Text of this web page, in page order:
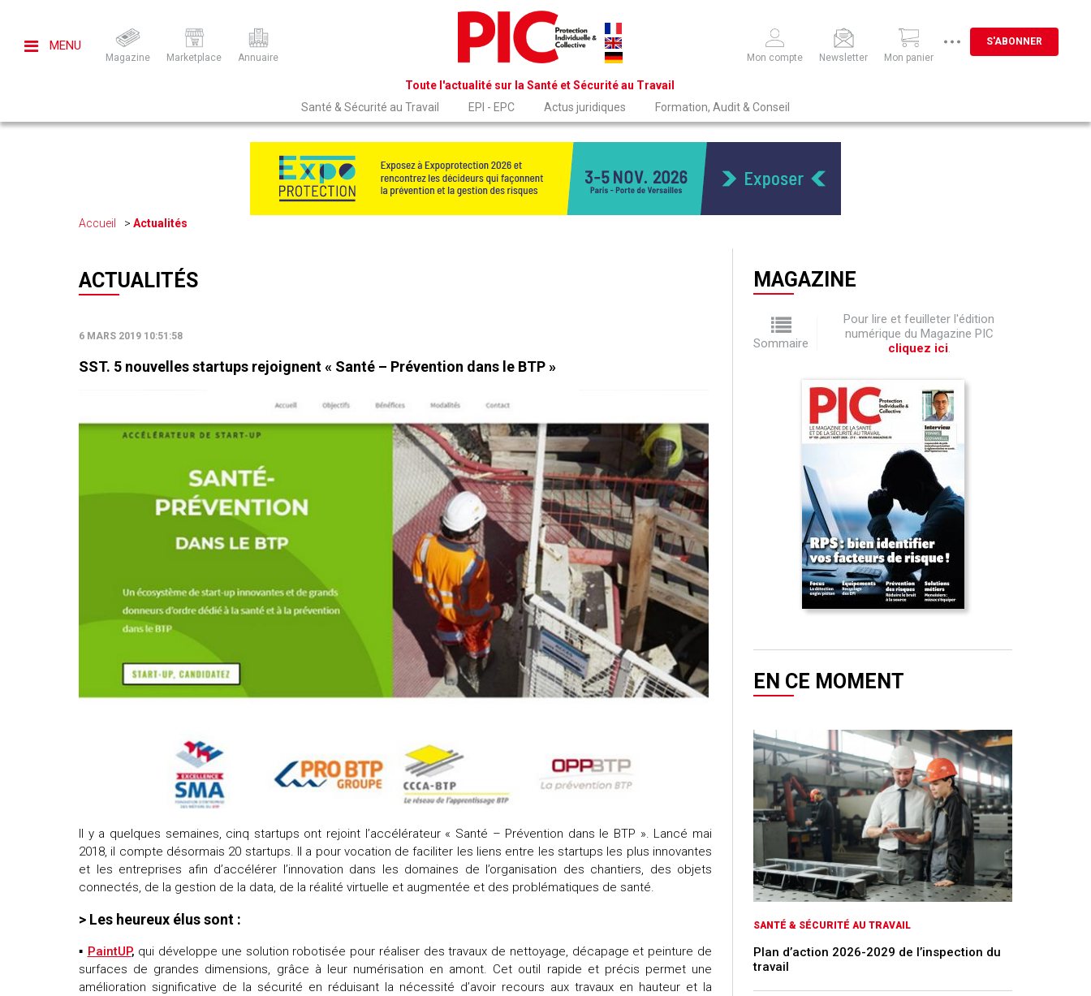
MENU
Magazine Marketplace Annuaire
Toute l'actualité sur la Santé et Sécurité au Travail
Mon compte Newsletter Mon panier
S'ABONNER
Santé & Sécurité au Travail EPI - EPC Actus juridiques Formation, Audit & Conseil
Accueil Actualités
ACTUALITÉS
6 MARS 2019 10:51:58
SST. 5 nouvelles startups rejoignent « Santé – Prévention dans le BTP »
Il y a quelques semaines, cinq startups ont rejoint l’accélérateur « Santé – Prévention dans le BTP ». Lancé mai
2018, il compte désormais 20 startups. Il a pour vocation de faciliter les liens entre les startups les plus innovantes
et les entreprises afin d’accélérer l’innovation dans les domaines de l’organisation des chantiers, des objets
connectés, de la gestion de la data, de la réalité virtuelle et augmentée et des problématiques de santé.
> Les heureux élus sont :
▪ PaintUP, qui développe une solution robotisée pour réaliser des travaux de nettoyage, décapage et peinture de
surfaces de grandes dimensions, grâce à leur numérisation en amont. Cet outil rapide et précis permet une
amélioration significative de la sécurité en réduisant la nécessité d’avoir recours aux travaux en hauteur et la
MAGAZINE
Sommaire
Pour lire et feuilleter l'édition
numérique du Magazine PIC
cliquez ici.
EN CE MOMENT
SANTÉ & SÉCURITÉ AU TRAVAIL
Plan d’action 2026-2029 de l’inspection du
travail